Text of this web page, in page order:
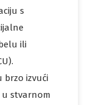
s
ili
brzo izvući
u stvarnom